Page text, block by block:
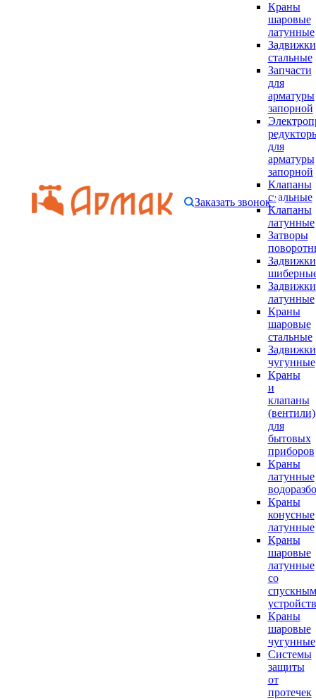
Краны
шаровые
латунные
Задвижки
стальные
Запчасти
для
арматуры
запорной
для
арматуры
запорной
Клапаны
стальные
Клапаны
латунные
Затворы
Задвижки
Задвижки
латунные
Краны
шаровые
стальные
Задвижки
чугунные
Краны
и
клапаны
(вентили)
для
бытовых
приборов
Краны
латунные
Краны
конусные
латунные
Краны
шаровые
латунные
со
спускным
Краны
шаровые
чугунные
Системы
защиты
от
протечек
Заказать звонок